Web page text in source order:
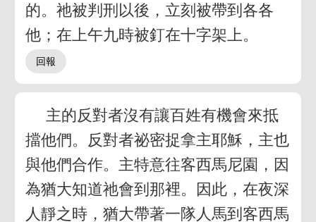
的。祂被判刑以後，立刻被帶到各各
他；在上午九時被釘在十字架上。
主的反對者沒有讓百姓有機會來抵
擋他們。反對者祕密捉拿主耶穌，主也
與他們合作。主特意往客西馬尼園，因
為猶大知道祂會到那裡。因此，在夜深
人靜之時，猶大帶著一隊人馬到客西馬